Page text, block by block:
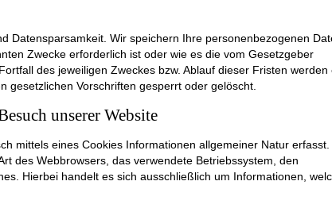
Datensparsamkeit. Wir speichern Ihre personenbezogenen
Zwecke erforderlich ist oder wie es die vom Gesetzgeber
des jeweiligen Zweckes bzw. Ablauf dieser Fristen werden
Vorschriften gesperrt oder gelöscht.
unserer Website
mittels eines Cookies Informationen allgemeiner Natur erfasst.
des Webbrowsers, das verwendete Betriebssystem, den
Hierbei handelt es sich ausschließlich um Informationen,